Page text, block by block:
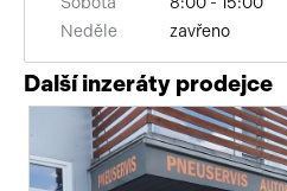
Neděle
zavřeno
Další inzeráty prodejce